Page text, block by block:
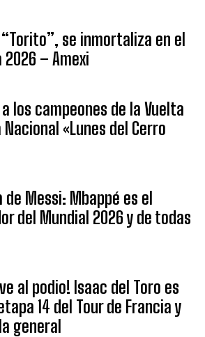
se inmortaliza en el
2026 – Amexi
los campeones de la Vuelta
«Lunes del Cerro
Messi: Mbappé es el
del Mundial 2026 y de todas
al podio! Isaac del Toro es
14 del Tour de Francia y
general